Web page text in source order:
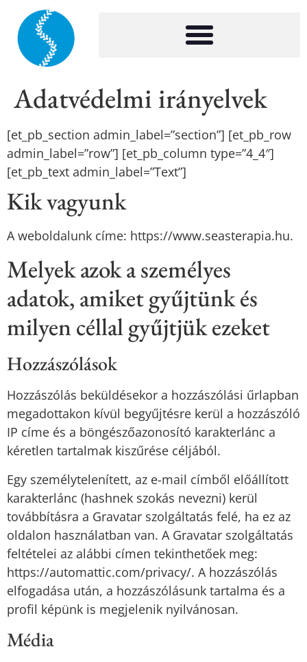
Adatvédelmi irányelvek
[et_pb_section admin_label=”section”] [et_pb_row
admin_label=”row”] [et_pb_column type=”4_4″]
[et_pb_text admin_label=”Text”]
Kik vagyunk
A weboldalunk címe: https://www.seasterapia.hu.
Melyek azok a személyes
adatok, amiket gyűjtünk és
milyen céllal gyűjtjük ezeket
Hozzászólások
Hozzászólás beküldésekor a hozzászólási űrlapban
megadottakon kívül begyűjtésre kerül a hozzászóló
IP címe és a böngészőazonosító karakterlánc a
kéretlen tartalmak kiszűrése céljából.
Egy személytelenített, az e-mail címből előállított
karakterlánc (hashnek szokás nevezni) kerül
továbbításra a Gravatar szolgáltatás felé, ha ez az
oldalon használatban van. A Gravatar szolgáltatás
feltételei az alábbi címen tekinthetőek meg:
https://automattic.com/privacy/. A hozzászólás
elfogadása után, a hozzászólásunk tartalma és a
profil képünk is megjelenik nyilvánosan.
Média